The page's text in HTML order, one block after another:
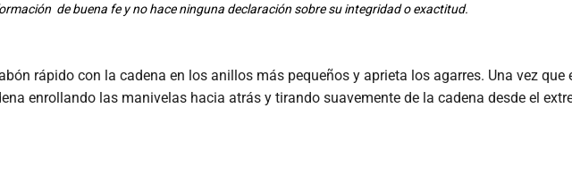
de buena fe y no hace ninguna declaración sobre su integridad o exactitud.
rápido con la cadena en los anillos más pequeños y aprieta los agarres. Una vez que
enrollando las manivelas hacia atrás y tirando suavemente de la cadena desde el